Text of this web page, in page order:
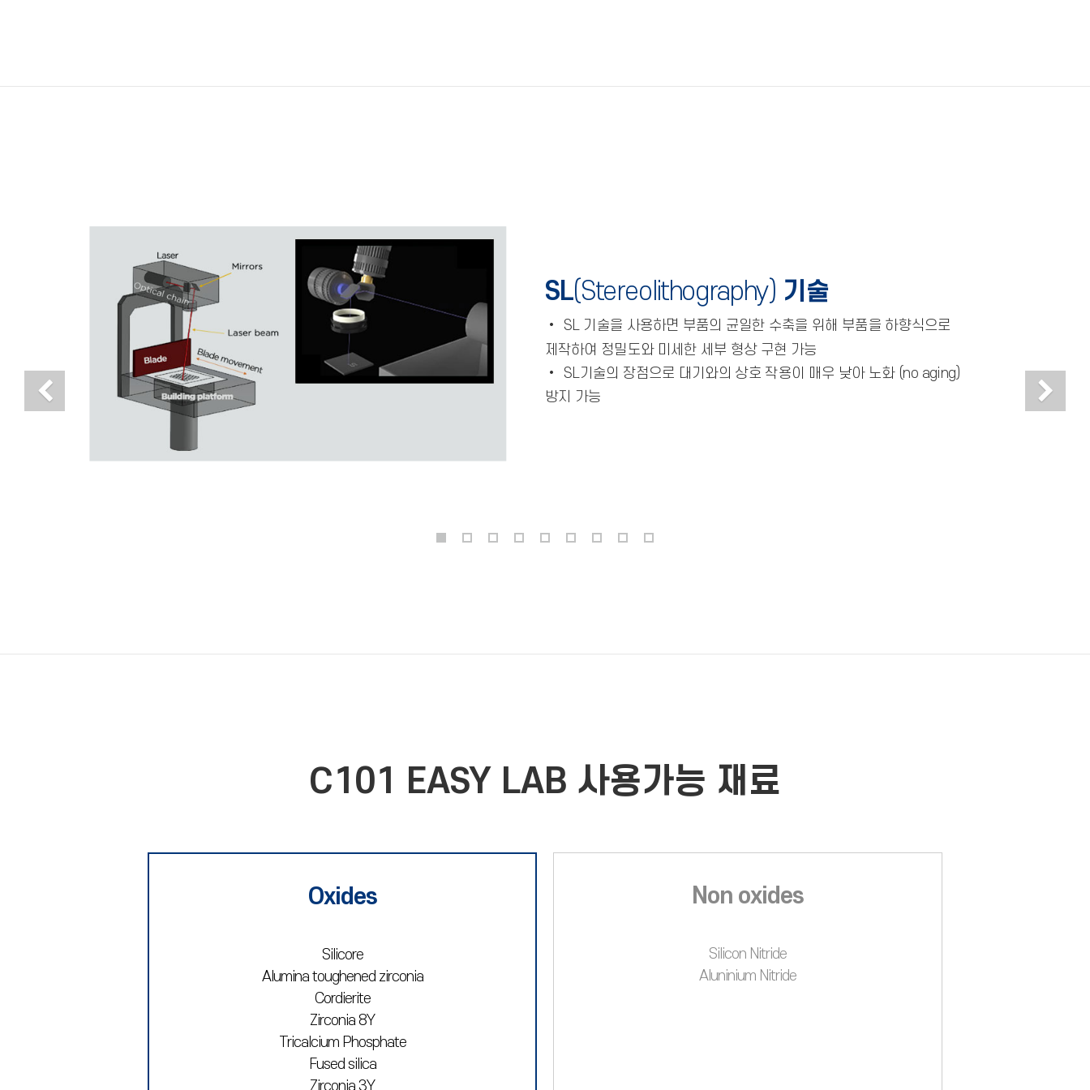
SL(Stereolithography) 기술
• SL 기술을 사용하면 부품의 균일한 수축을 위해 부품을 하향식으로
제작하여 정밀도와 미세한 세부 형상 구현 가능
• SL기술의 장점으로 대기와의 상호 작용이 매우 낮아 노화 (no aging)
방지 가능
Previous
C101 EASY LAB 사용가능 재료
Oxides
Silicore
Alumina toughened zirconia
Cordierite
Zirconia 8Y
Tricalcium Phosphate
Fused silica
Zirconia 3Y
Non oxides
Silicon Nitride
Aluninium Nitride